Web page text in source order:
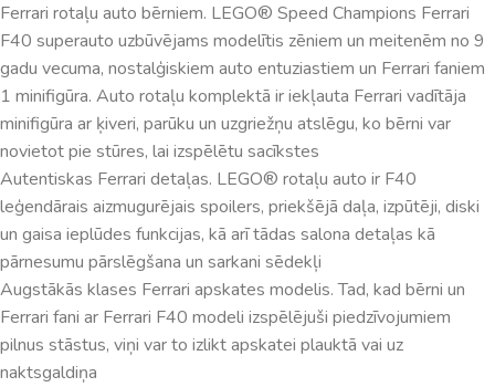
Ferrari rotaļu auto bērniem. LEGO® Speed Champions Ferrari
F40 superauto uzbūvējams modelītis zēniem un meitenēm no 9
gadu vecuma, nostalģiskiem auto entuziastiem un Ferrari faniem
1 minifigūra. Auto rotaļu komplektā ir iekļauta Ferrari vadītāja
minifigūra ar ķiveri, parūku un uzgriežņu atslēgu, ko bērni var
novietot pie stūres, lai izspēlētu sacīkstes
Autentiskas Ferrari detaļas. LEGO® rotaļu auto ir F40
leģendārais aizmugurējais spoilers, priekšējā daļa, izpūtēji, diski
un gaisa ieplūdes funkcijas, kā arī tādas salona detaļas kā
pārnesumu pārslēgšana un sarkani sēdekļi
Augstākās klases Ferrari apskates modelis. Tad, kad bērni un
Ferrari fani ar Ferrari F40 modeli izspēlējuši piedzīvojumiem
pilnus stāstus, viņi var to izlikt apskatei plauktā vai uz
naktsgaldiņa